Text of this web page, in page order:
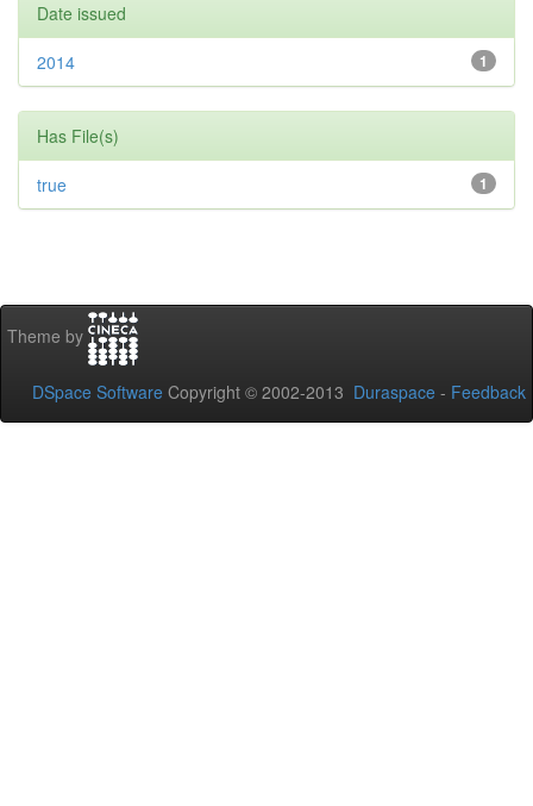
Date issued
1
2014
Has File(s)
1
true
Theme by
DSpace Software Copyright © 2002-2013 Duraspace - Feedback